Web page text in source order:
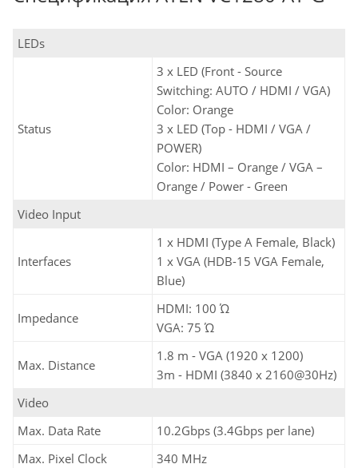
LEDs
Status
3 x LED (Front - Source
Switching: AUTO / HDMI / VGA)
Color: Orange
3 x LED (Top - HDMI / VGA /
POWER)
Color: HDMI – Orange / VGA –
Orange / Power - Green
Video Input
Interfaces
1 x HDMI (Type A Female, Black)
1 x VGA (HDB-15 VGA Female,
Blue)
Impedance
HDMI: 100 Ώ
VGA: 75 Ώ
Max. Distance
1.8 m - VGA (1920 x 1200)
3m - HDMI (3840 x 2160@30Hz)
Video
Max. Data Rate
10.2Gbps (3.4Gbps per lane)
Max. Pixel Clock
340 MHz